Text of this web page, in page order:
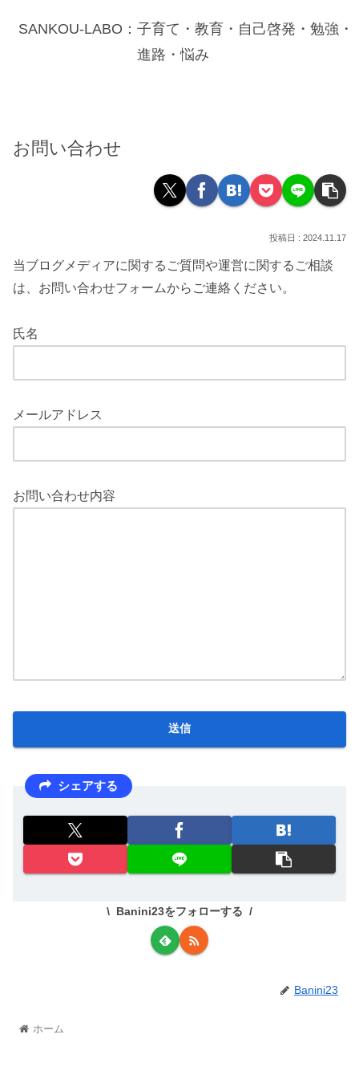
SANKOU-LABO：子育て・教育・自己啓発・勉強・
進路・悩み
お問い合わせ
2024.11.17
当ブログメディアに関するご質問や運営に関するご相談
は、お問い合わせフォームからご連絡ください。
氏名
メールアドレス
お問い合わせ内容
シェアする
Banini23をフォローする
Banini23
ホーム